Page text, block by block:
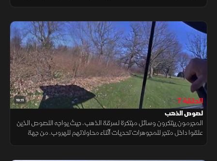
19:11 الحلقة 7
لصوص الذهب
المجرمون يبتكرون وسائل مبتكرة لسرقة الذهب، حيث يواجه اللصوص الذين
علقوا داخل متجر للمجوهرات تحديات أثناء محاولاتهم للهروب. من جهة